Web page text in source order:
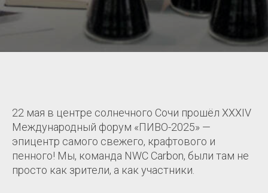
22 мая в центре солнечного Сочи прошёл XXXIV
Международный форум «ПИВО-2025» —
эпицентр самого свежего, крафтового и
пенного! Мы, команда NWC Carbon, были там не
просто как зрители, а как участники.
О компании